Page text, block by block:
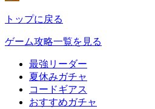
トップに戻る
ゲーム攻略一覧を見る
最強リーダー
夏休みガチャ
コードギアス
おすすめガチャ